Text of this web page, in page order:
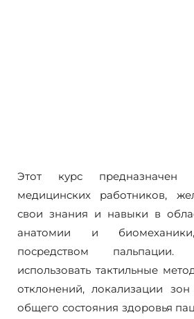
Этот курс
медицинских работников,
свои знания и навыки в
анатомии и
посредством
использовать тактильные
отклонений, локализации
общего состояния здоровья